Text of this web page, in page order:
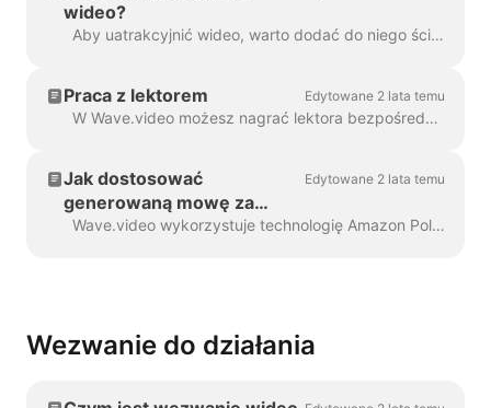
wideo?
Aby uatrakcyjnić wideo, warto dodać do niego ścieżkę dźwiękową. Aby dodać muzykę lub dowolny dźwięk, kliknij ścieżkę audio na osi czasu ...
Praca z lektorem Edytowane 2 lata temu
W Wave.video możesz nagrać lektora bezpośrednio w edytorze, podczas tworzenia wideo. Kliknij ścieżkę audio i wybierz opcję Nagraj głos: Voiceover 7...
Jak dostosować
generowaną mowę za
pomocą znaczników SSML
Edytowane 2 lata temu
Wave.video wykorzystuje technologię Amazon Polly do generowania ścieżek dźwiękowych z tekstu. Czasami domyślny wynik nie jest bezbłędny i możesz chcieć...
Wezwanie do działania